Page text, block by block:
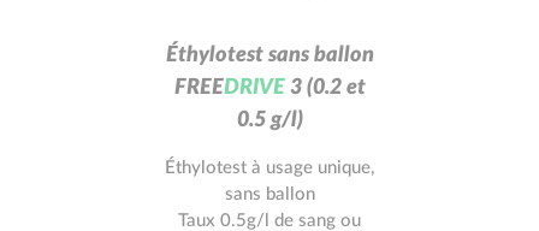
Éthylotest sans ballon
FREEDRIVE 3(0.2 et
0.5 g/l)
Éthylotest à usage unique,
sans ballon
Taux 0.5g/l de sang ou